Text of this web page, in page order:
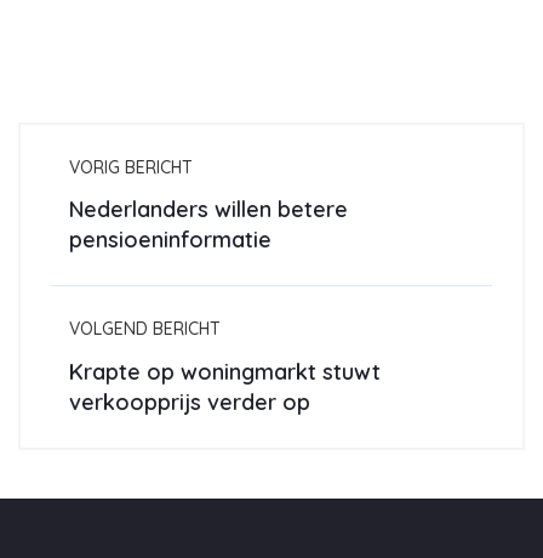
VORIG BERICHT
Nederlanders willen betere
pensioeninformatie
VOLGEND BERICHT
Krapte op woningmarkt stuwt
verkoopprijs verder op